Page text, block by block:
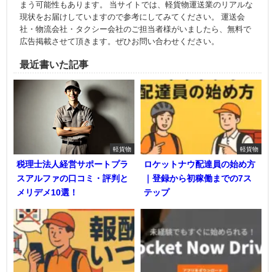
まう可能性もあります。 当サイトでは、軽貨物運送業のリアルな
現状をお届けしていますので参考にしてみてください。 運送会
社・物流会社・タクシー会社のご担当者様がいましたら、無料で
広告掲載させて頂きます。ぜひお問い合わせください。
最近書いた記事
軽貨物
税理士法人経営サポートプラ
スアルファの口コミ・評判と
メリデメ10選！
軽貨物
ロケットナウ配達員の始め方
｜登録から初稼働までの7ス
テップ